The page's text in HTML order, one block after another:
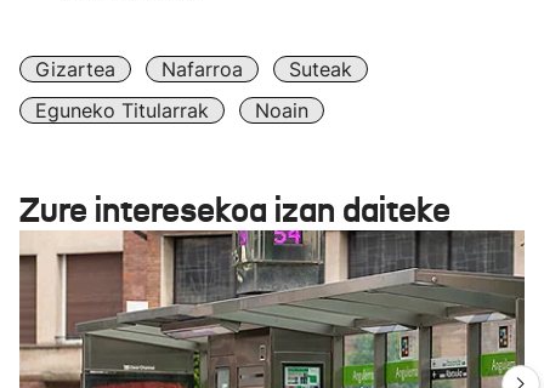
Gizartea Nafarroa
Suteak
Eguneko Titularrak
Noain
Zure interesekoa izan daiteke